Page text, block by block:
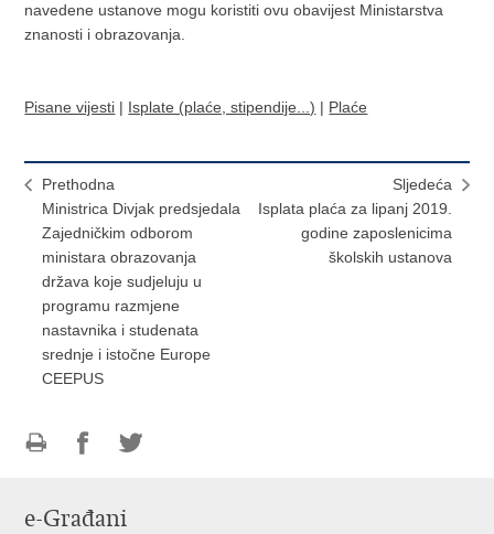
navedene ustanove mogu koristiti ovu obavijest Ministarstva
znanosti i obrazovanja.
Pisane vijesti | Isplate (plaće, stipendije...) | Plaće
Prethodna
Ministrica Divjak predsjedala
Zajedničkim odborom
ministara obrazovanja
država koje sudjeluju u
programu razmjene
nastavnika i studenata
srednje i istočne Europe
CEEPUS
Sljedeća
Isplata plaća za lipanj 2019.
godine zaposlenicima
školskih ustanova
FacebookuTwitteru
e-Građani